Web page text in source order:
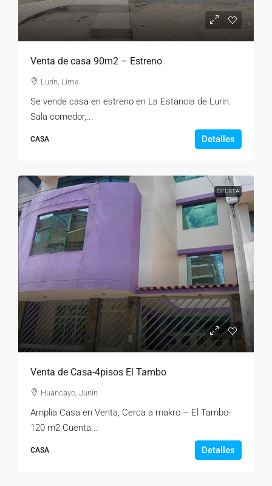
Venta de casa 90m2 – Estreno
Lurín, Lima
Se vende casa en estreno en La Estancia de Lurin.
Sala comedor,...
CASA Detalles
OFERTA
Venta de Casa-4pisos El Tambo
Huancayo, Junín
Amplia Casa en Venta, Cerca a makro – El Tambo-
120 m2 Cuenta...
CASA Detalles